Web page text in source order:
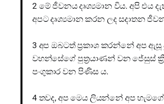
2 මේ ජීවනය දෘශ්‍යමාන විය. අපි එය
අපට දෘශ්‍යමාන කරන ලද සදාතන
3 අප ඔබටත් ප්‍රකාශ කරන්නේ අප
වහන්සේගේ පුත්‍රයාණන් වන ජේසුස්
පංගුකාර වන පිණිස ය.
4 තවද, අප මෙය ලියන්නේ අප